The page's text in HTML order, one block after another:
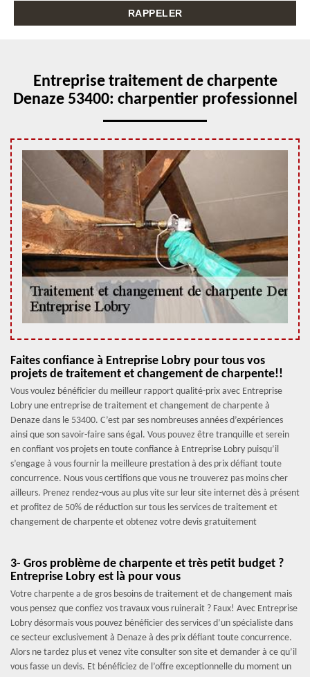
Entreprise traitement de charpente
Denaze 53400: charpentier professionnel
Faites confiance à Entreprise Lobry pour tous vos
projets de traitement et changement de charpente!!
Vous voulez bénéficier du meilleur rapport qualité-prix avec Entreprise
Lobry une entreprise de traitement et changement de charpente à
Denaze dans le 53400. C’est par ses nombreuses années d’expériences
ainsi que son savoir-faire sans égal. Vous pouvez être tranquille et serein
en confiant vos projets en toute confiance à Entreprise Lobry puisqu’il
s’engage à vous fournir la meilleure prestation à des prix défiant toute
concurrence. Nous vous certifions que vous ne trouverez pas moins cher
ailleurs. Prenez rendez-vous au plus vite sur leur site internet dès à présent
et profitez de 50% de réduction sur tous les services de traitement et
changement de charpente et obtenez votre devis gratuitement
3- Gros problème de charpente et très petit budget ?
Entreprise Lobry est là pour vous
Votre charpente a de gros besoins de traitement et de changement mais
vous pensez que confiez vos travaux vous ruinerait ? Faux! Avec Entreprise
Lobry désormais vous pouvez bénéficier des services d’un spécialiste dans
ce secteur exclusivement à Denaze à des prix défiant toute concurrence.
Alors ne tardez plus et venez vite consulter son site et demander à ce qu’il
vous fasse un devis. Et bénéficiez de l’offre exceptionnelle du moment un